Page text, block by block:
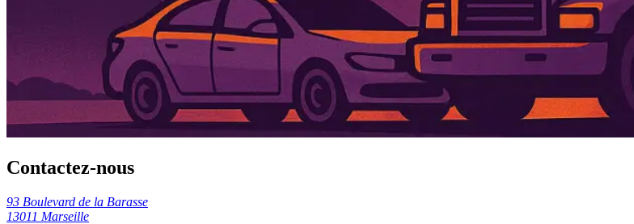
Contactez-nous
93 Boulevard de la Barasse
13011 Marseille